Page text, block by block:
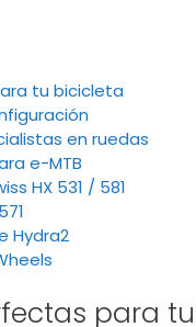
tu bicicleta
en ruedas
e-MTB
HX 531 / 581
Hydra2
para tu